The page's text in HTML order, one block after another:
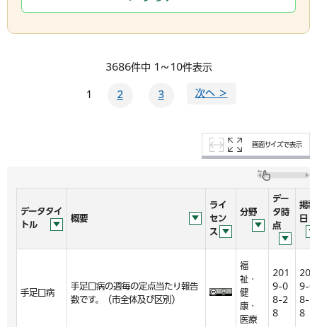
3686件中 1～10件表示
1 2 3 次へ ＞
画面サイズで表示
データタイ
トル
概要
ライ
セン
ス
分野
デー
タ時
点
掲載
日
手足口病
手足口病の週毎の定点当たり報告
数です。（市全体及び区別）
福
祉・
健
康・
医療
201
9-0
8-2
8
201
9-0
8-2
8